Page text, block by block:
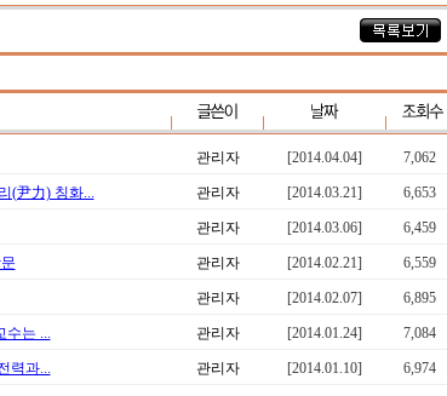
관리자 [2014.04.04] 7,062
(尹力) 칭화... 관리자 [2014.03.21] 6,653
관리자 [2014.03.06] 6,459
관리자 [2014.02.21] 6,559
관리자 [2014.02.07] 6,895
수는 ... 관리자 [2014.01.24] 7,084
력과... 관리자 [2014.01.10] 6,974